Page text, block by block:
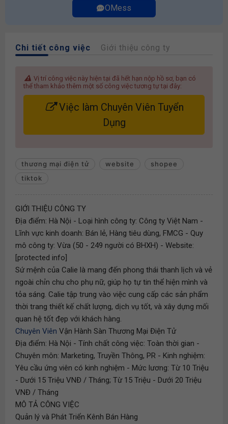
OMess
Chi tiết công việc Giới thiệu công ty
Vị trí công việc này hiện tại đã hết hạn nộp hồ sơ, bạn có
thể tham khảo thêm một số công việc tương tự tại đây:
Việc làm Chuyên Viên Tuyển
Dụng
thương mại điện tử website
shopee
tiktok
GIỚI THIỆU CÔNG TY
Địa điểm: Hà Nội - Loại hình công ty: Công ty Việt Nam -
Lĩnh vực kinh doanh: Bán lẻ, Hàng tiêu dùng, FMCG - Quy
mô công ty: Vừa (50 - 249 người có BHXH) - Website:
[protected info]
Sứ mệnh của Calie là mang đến phong thái thanh lịch và vẻ
ngoài chỉn chu cho phụ nữ, giúp họ tự tin thể hiện mình và
tỏa sáng. Calie tập trung vào việc cung cấp các sản phẩm
thời trang thiết kế chất lượng, dịch vụ tốt, và xây dựng mối
quan hệ tốt đẹp với khách hàng.
Chuyên Viên Vận Hành Sàn Thương Mại Điện Tử
Địa điểm: Hà Nội - Tính chất công việc: Toàn thời gian -
Chuyên môn: Marketing, Truyền Thông, PR - Kinh nghiệm:
Yêu cầu ứng viên có kinh nghiệm - Mức lương: Từ 10 Triệu
- Dưới 15 Triệu VNĐ / Tháng; Từ 15 Triệu - Dưới 20 Triệu
VNĐ / Tháng
MÔ TẢ CÔNG VIỆC
Quản lý và Phát Triển Kênh Bán Hàng